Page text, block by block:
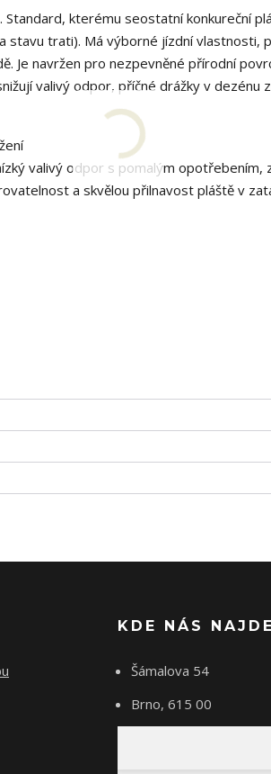
Standard, kterému seostatní konkureční
stavu trati). Má výborné jízdní vlastnosti,
Je navržen pro nezpevněné přírodní
valivý odpor, příčné drážky v dezénu
valivý odpor s pomalým opotřebením,
a skvělou přilnavost pláště v
KDE NÁS
Šámalova 54
Brno, 615 00